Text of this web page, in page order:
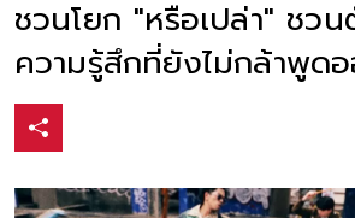
ชวนโยก "หรือเปล่า" ชว
ความรู้สึกที่ยังไม่กล้าพูด